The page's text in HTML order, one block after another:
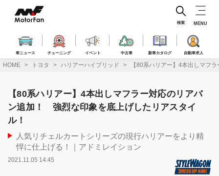
ス
車ニュース チューニング イベント 中古車 新車カタログ 自動車求人
検索 MENU
HOME トヨタ ハリアーハイブリッド 【80系ハリアー】4本出しマフ
【80系ハリアー】4本出しマフラー対応のリアバ
ン追加！ 強烈な印象を底上げしたリアスタイ
ル！
人気リチェルカートシリーズの現行ハリアーをより精
悍に仕上げる！｜アドミレイション
2021.11.05 14:45